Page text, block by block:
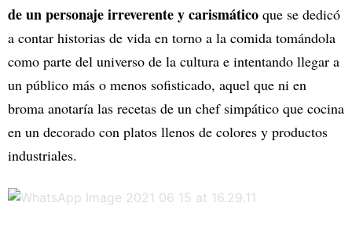
de un personaje irreverente y carismático que se dedicó
a contar historias de vida en torno a la comida tomándola
como parte del universo de la cultura e intentando llegar a
un público más o menos sofisticado, aquel que ni en
broma anotaría las recetas de un chef simpático que cocina
en un decorado con platos llenos de colores y productos
industriales.